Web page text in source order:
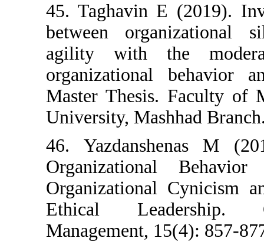
45. Taghavin
between
agility with
organizational
Master Thesis.
University,
46.
Ethical
Management,